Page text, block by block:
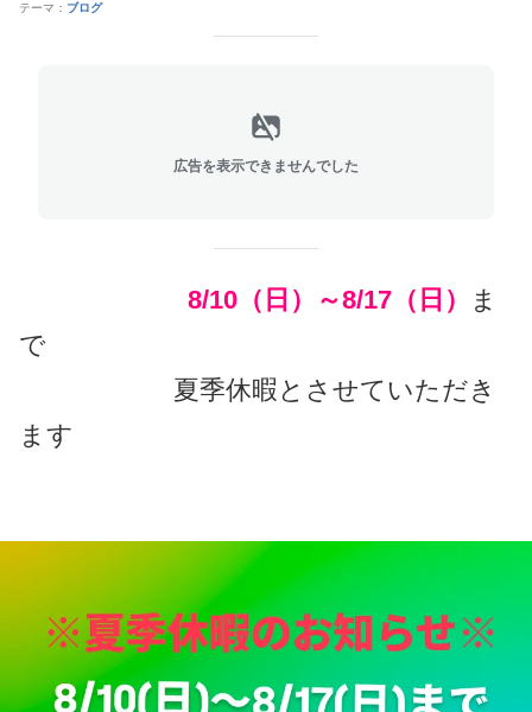
テーマ： ブログ
広告を表示できませんでした
8/10（日）～8/17（日）
ま
で
夏季休暇とさせていただき
ます